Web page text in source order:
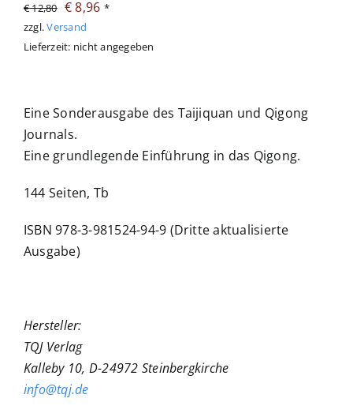
Sonstiges
€12,80 Ursprünglicher
Preis
war:
€8,96Aktueller
ist:
*
zzgl.Versand
Lieferzeit: nicht angegeben
Eine Sonderausgabe des Taijiquan und Qigong
Journals.
Eine grundlegende Einführung in das Qigong.
144 Seiten, Tb
ISBN 978-3-981524-94-9 (Dritte aktualisierte
Ausgabe)
Hersteller:
TQJ Verlag
Kalleby 10, D-24972 Steinbergkirche
info@tqj.de